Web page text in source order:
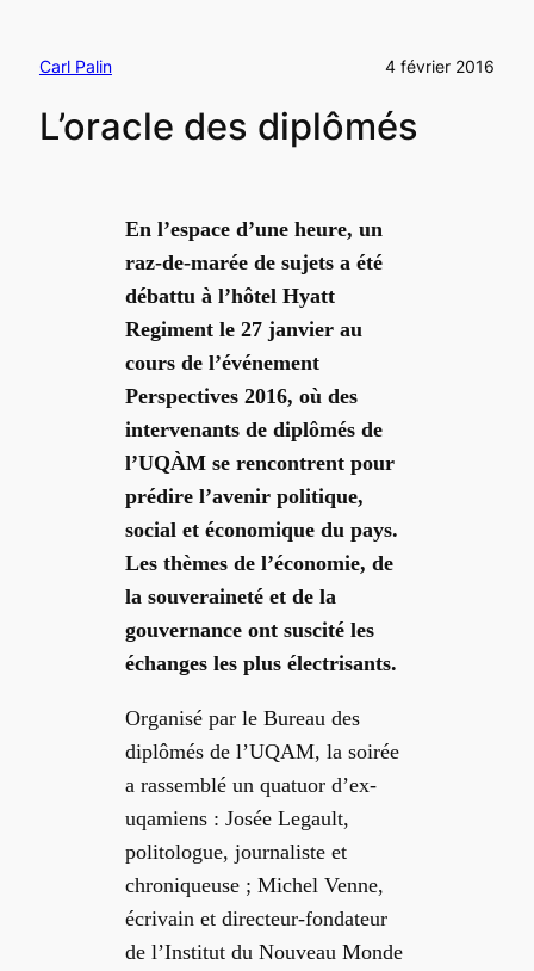
Carl Palin 4 février 2016
L’oracle des diplômés
En l’espace d’une heure, un
raz-de-marée de sujets a été
débattu à l’hôtel Hyatt
Regiment le 27 janvier au
cours de l’événement
Perspectives 2016, où des
intervenants de diplômés de
l’UQÀM se rencontrent pour
prédire l’avenir politique,
social et économique du pays.
Les thèmes de l’économie, de
la souveraineté et de la
gouvernance ont suscité les
échanges les plus électrisants.
Organisé par le Bureau des
diplômés de l’UQAM, la soirée
a rassemblé un quatuor d’ex-
uqamiens : Josée Legault,
politologue, journaliste et
chroniqueuse ; Michel Venne,
écrivain et directeur-fondateur
de l’Institut du Nouveau Monde